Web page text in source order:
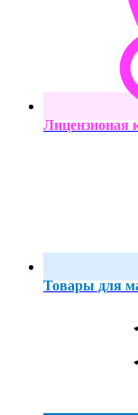
Лицензионая
Товары для